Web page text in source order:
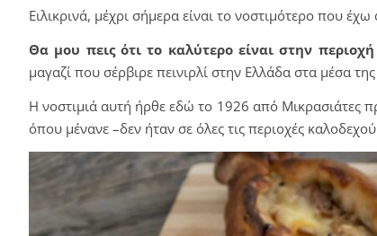
Ειλικρινά, μέχρι σήμερα είναι το νοστιμότερο που
Θα μου πεις ότι το καλύτερο είναι στην
μαγαζί που σέρβιρε πεινιρλί στην Ελλάδα στα μέσα
Η νοστιμιά αυτή ήρθε εδώ το 1926 από Μικρασιάτες
όπου μένανε –δεν ήταν σε όλες τις περιοχές